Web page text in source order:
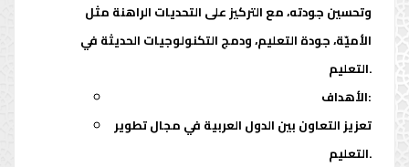
وتحسين جودته، مع التركيز على التحديات الراهنة مثل
الأميّة، جودة التعليم، ودمج التكنولوجيات الحديثة في
التعليم.
الأهداف:
تعزيز التعاون بين الدول العربية في مجال تطوير
التعليم.